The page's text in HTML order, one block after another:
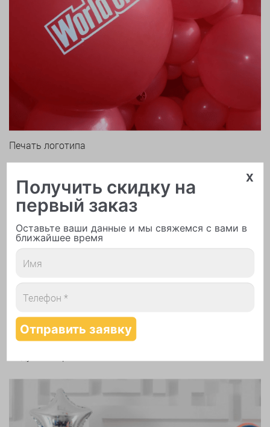
Печать логотипа
Арки и гирлянды из шаров
x
Получить скидку на
первый заказ
Оставьте ваши данные и мы свяжемся с вами в
ближайшее время